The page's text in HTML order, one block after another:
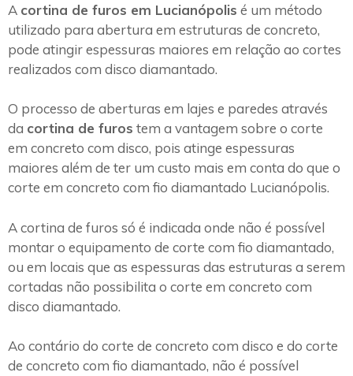
A cortina de furos em Lucianópolis é um método
utilizado para abertura em estruturas de concreto,
pode atingir espessuras maiores em relação ao cortes
realizados com disco diamantado.
O processo de aberturas em lajes e paredes através
da cortina de furos tem a vantagem sobre o corte
em concreto com disco, pois atinge espessuras
maiores além de ter um custo mais em conta do que o
corte em concreto com fio diamantado Lucianópolis.
A cortina de furos só é indicada onde não é possível
montar o equipamento de corte com fio diamantado,
ou em locais que as espessuras das estruturas a serem
cortadas não possibilita o corte em concreto com
disco diamantado.
Ao contário do corte de concreto com disco e do corte
de concreto com fio diamantado, não é possível